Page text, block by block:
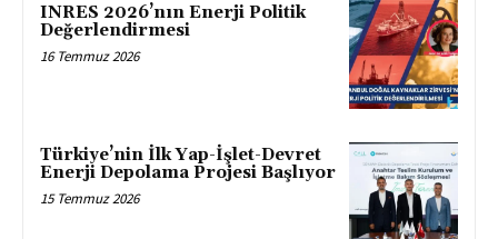
INRES 2026’nın Enerji Politik
Değerlendirmesi
16 Temmuz 2026
Türkiye’nin İlk Yap-İşlet-Devret
Enerji Depolama Projesi Başlıyor
15 Temmuz 2026